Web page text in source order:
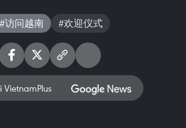
#访问越南 #欢迎仪式
VietnamPlus